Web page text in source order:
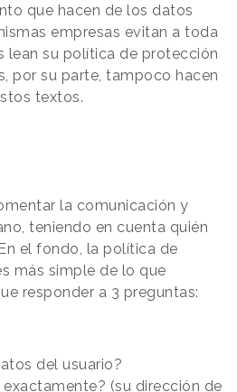
que hacen de los datos
empresas evitan a toda
lean su política de protección
por su parte, tampoco hacen
textos.
la comunicación y
teniendo en cuenta quién
el fondo, la política de
más simple de lo que
responder a 3 preguntas:
del usuario?
(su dirección de